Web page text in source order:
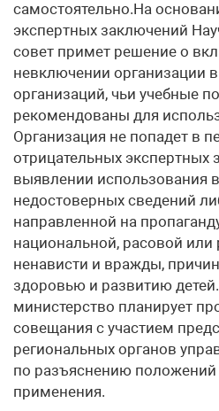
самостоятельно.На
экспертных заключений
совет примет решение о
невключении организации
организаций, чьи учебные
рекомендованы для
Организация не попадет в
отрицательных экспертных
выявлении использования
недостоверных сведений
направленной на
национальной, расовой или
ненависти и вражды,
здоровью и развитию
министерство планирует
совещания с участием
региональных органов
по разъяснению положений
применения.